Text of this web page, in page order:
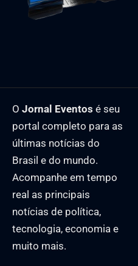
O Jornal Eventos é seu
portal completo para as
últimas notícias do
Brasil e do mundo.
Acompanhe em tempo
real as principais
notícias de política,
tecnologia, economia e
muito mais.